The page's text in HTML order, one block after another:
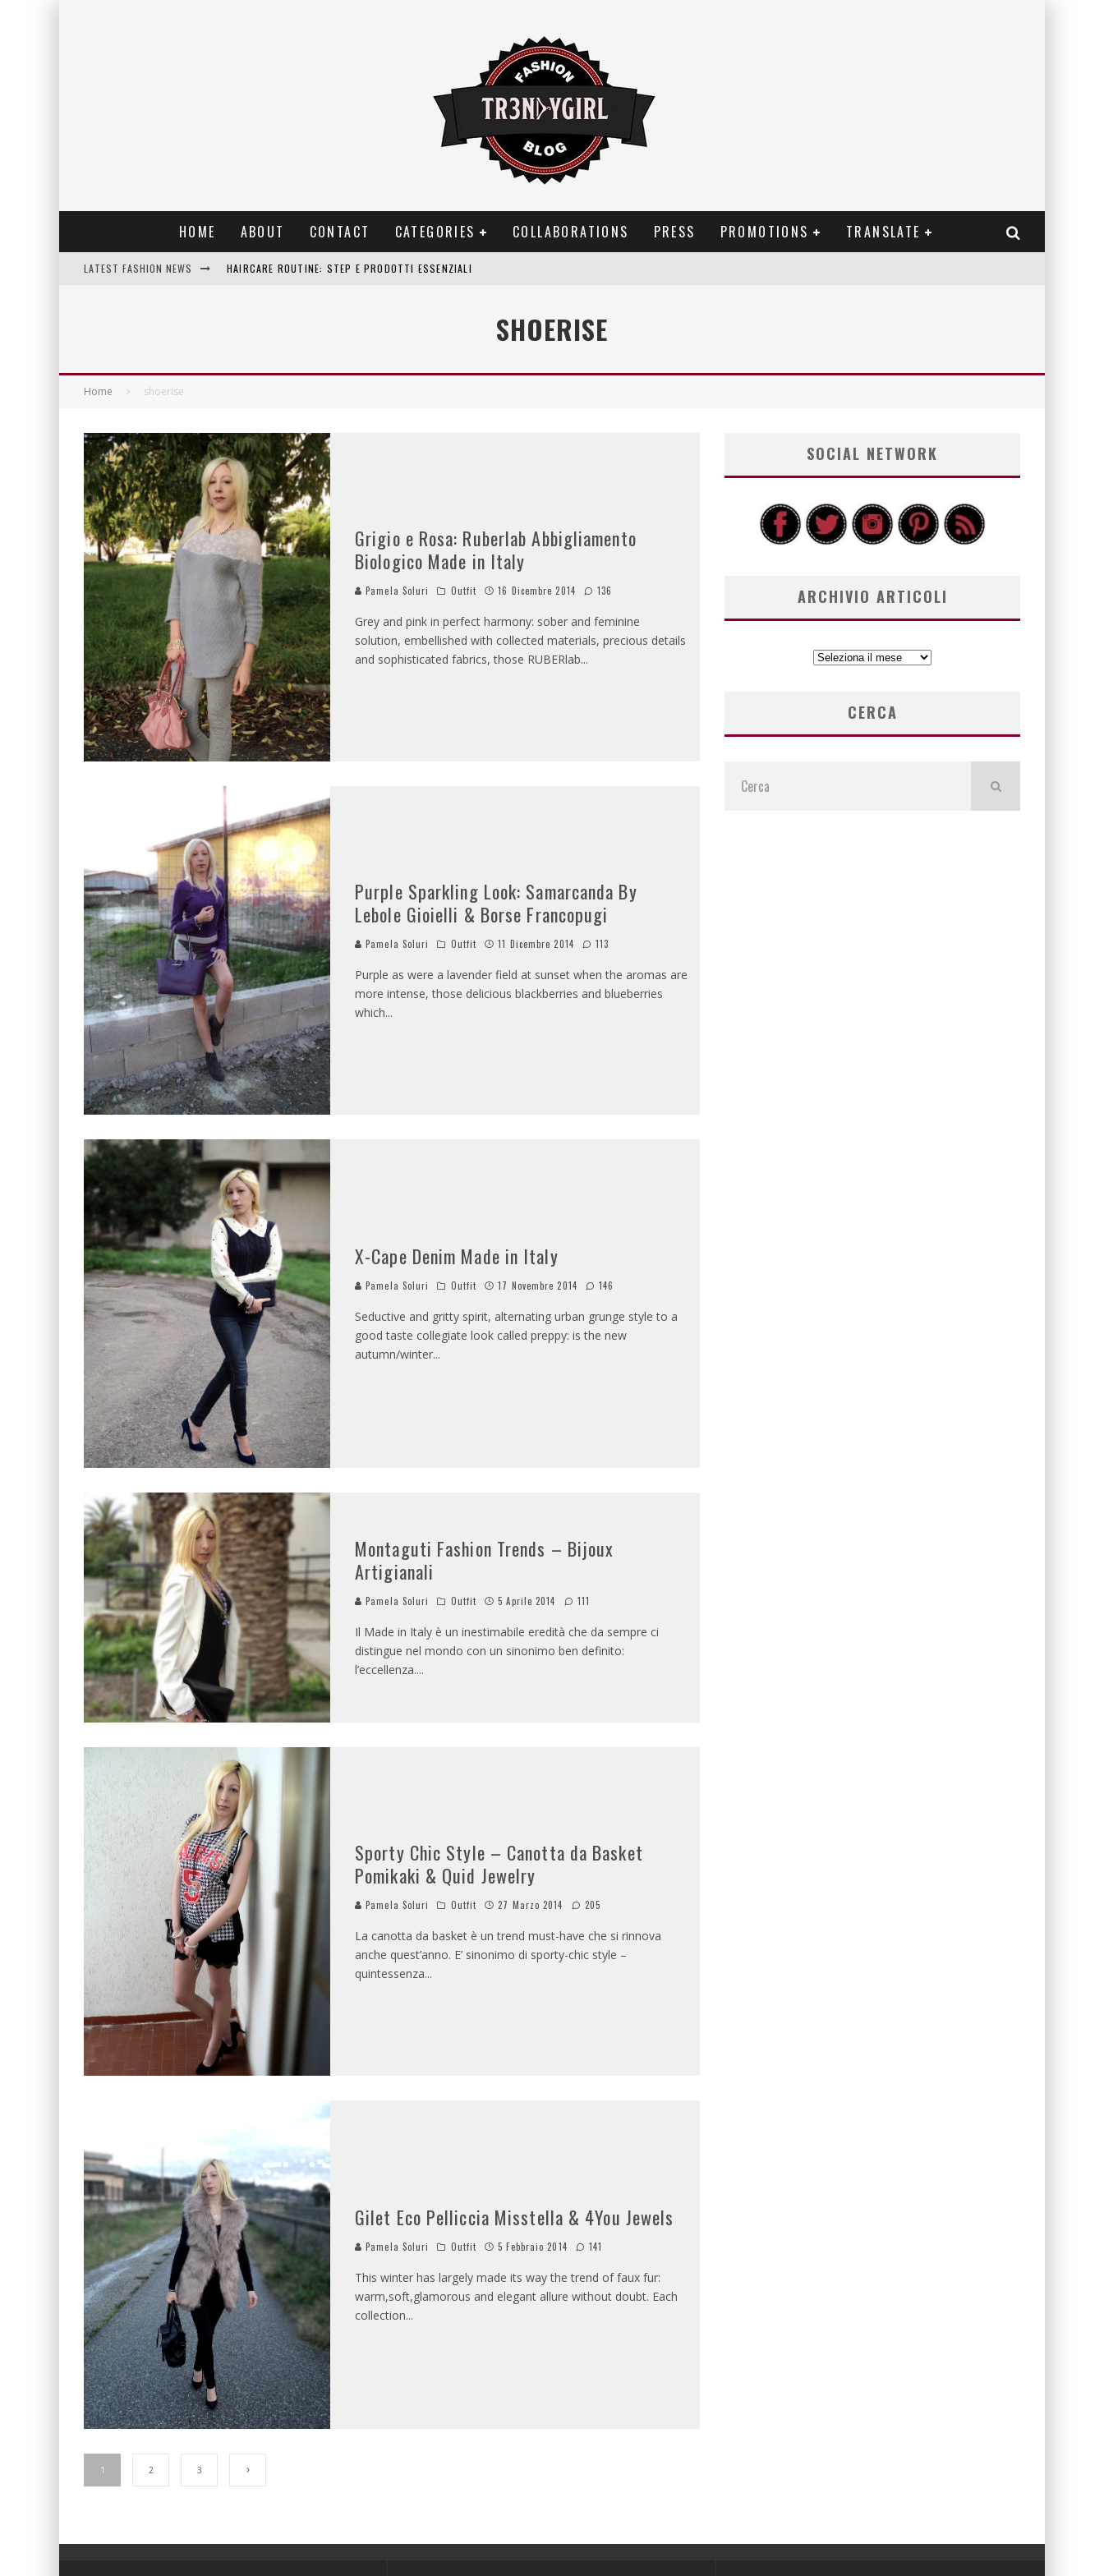
HOME ABOUT CONTACT CATEGORIES COLLABORATIONS PRESS PROMOTIONS TRANSLATE
LATEST FASHION NEWS HAIRCARE ROUTINE: STEP E PRODOTTI ESSENZIALI
ERRORI COMUNI E CATTIVE ABITUDINI CHE FANNO LIEVITARE LE BOLLETTE DOMESTICHE
SHOERISE
Home shoerise
Grigio e Rosa: Ruberlab Abbigliamento
Biologico Made in Italy
Pamela Soluri Outfit 16 Dicembre 2014 136
Grey and pink in perfect harmony: sober and feminine
solution, embellished with collected materials, precious details
and sophisticated fabrics, those RUBERlab...
Purple Sparkling Look: Samarcanda By
Lebole Gioielli & Borse Francopugi
Pamela Soluri Outfit 11 Dicembre 2014 113
Purple as were a lavender field at sunset when the aromas are
more intense, those delicious blackberries and blueberries
which...
X-Cape Denim Made in Italy
Pamela Soluri Outfit 17 Novembre 2014 146
Seductive and gritty spirit, alternating urban grunge style to a
good taste collegiate look called preppy: is the new
autumn/winter...
Montaguti Fashion Trends – Bijoux
Artigianali
Pamela Soluri Outfit 5 Aprile 2014 111
Il Made in Italy è un inestimabile eredità che da sempre ci
distingue nel mondo con un sinonimo ben definito:
l’eccellenza....
Sporty Chic Style – Canotta da Basket
Pomikaki & Quid Jewelry
Pamela Soluri Outfit 27 Marzo 2014 205
La canotta da basket è un trend must-have che si rinnova
anche quest’anno. E’ sinonimo di sporty-chic style –
quintessenza...
Gilet Eco Pelliccia Misstella & 4You Jewels
Pamela Soluri Outfit 5 Febbraio 2014 141
This winter has largely made ​​its way the trend of faux fur:
warm,soft,glamorous and elegant allure without doubt. Each
collection...
1 2 3
SOCIAL NETWORK
ARCHIVIO ARTICOLI
ARCHIVIO
CERCA